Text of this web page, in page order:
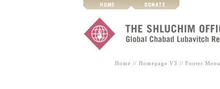
Home // Homepage V3 // Footer Menu